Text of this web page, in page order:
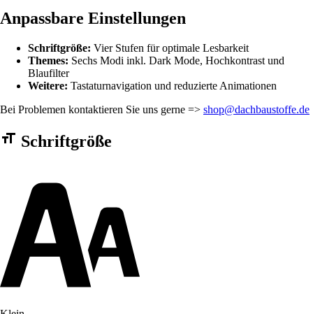
Anpassbare Einstellungen
Schriftgröße: Vier Stufen für optimale Lesbarkeit
Themes: Sechs Modi inkl. Dark Mode, Hochkontrast und
Blaufilter
Weitere: Tastaturnavigation und reduzierte Animationen
Bei Problemen kontaktieren Sie uns gerne => shop@dachbaustoffe.de
Barrierefreiheit Einstellungen Formular
Schriftgröße